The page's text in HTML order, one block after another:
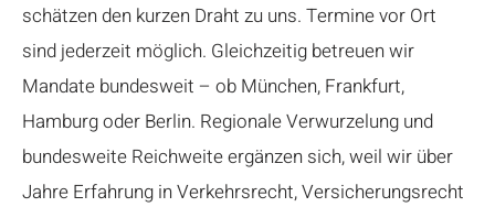
schätzen den kurzen Draht zu uns. Termine vor Ort
sind jederzeit möglich. Gleichzeitig betreuen wir
Mandate bundesweit – ob München, Frankfurt,
Hamburg oder Berlin. Regionale Verwurzelung und
bundesweite Reichweite ergänzen sich, weil wir über
Jahre Erfahrung in Verkehrsrecht, Versicherungsrecht